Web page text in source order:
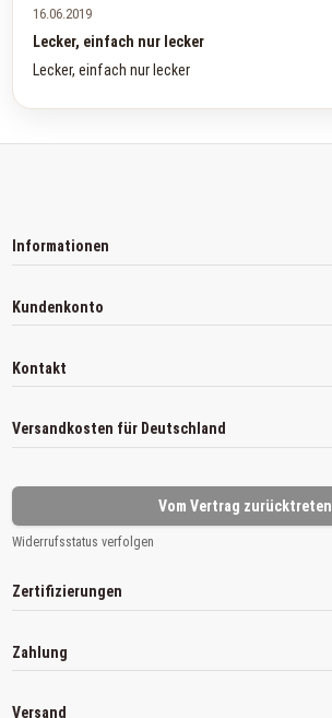
16.06.2019
Lecker, einfach nur lecker
Lecker, einfach nur lecker
Informationen
Kundenkonto
Kontakt
Versandkosten für Deutschland
Vom Vertrag zurücktreten
Widerrufsstatus verfolgen
Zertifizierungen
Zahlung
Versand